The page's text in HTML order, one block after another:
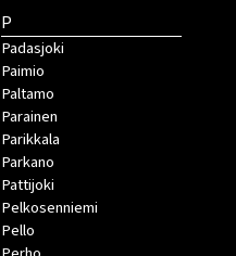
P
Padasjoki
Paimio
Paltamo
Parainen
Parikkala
Parkano
Pattijoki
Pelkosenniemi
Pello